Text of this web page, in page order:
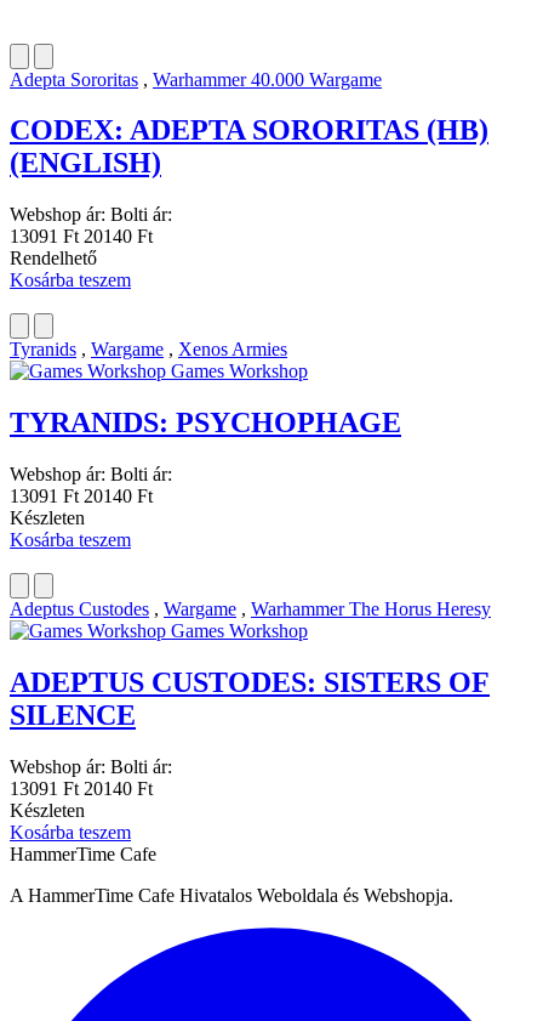
Adepta Sororitas , Warhammer 40.000 Wargame
CODEX: ADEPTA SORORITAS (HB)
(ENGLISH)
Webshop ár: Bolti ár:
13091 Ft 20140 Ft
Rendelhető
Kosárba teszem
Tyranids , Wargame , Xenos Armies
Games Workshop
TYRANIDS: PSYCHOPHAGE
Webshop ár: Bolti ár:
13091 Ft 20140 Ft
Készleten
Kosárba teszem
Adeptus Custodes , Wargame , Warhammer The Horus Heresy
Games Workshop
ADEPTUS CUSTODES: SISTERS OF
SILENCE
Webshop ár: Bolti ár:
13091 Ft 20140 Ft
Készleten
Kosárba teszem
HammerTime Cafe
A HammerTime Cafe Hivatalos Weboldala és Webshopja.